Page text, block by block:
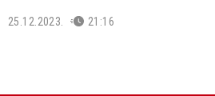
25.12.2023. 21:16